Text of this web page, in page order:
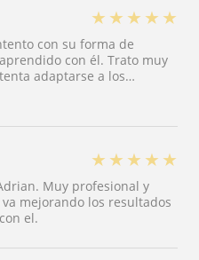
★ ★ ★ ★ ★
con su forma de
con él. Trato muy
adaptarse a los
que necesitemos. En
★ ★ ★ ★ ★
Muy profesional y
mejorando los resultados
el.